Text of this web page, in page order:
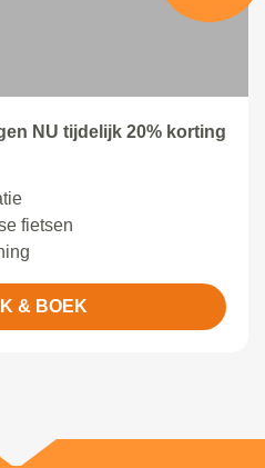
NU tijdelijk 20% korting
fietsen
& BOEK